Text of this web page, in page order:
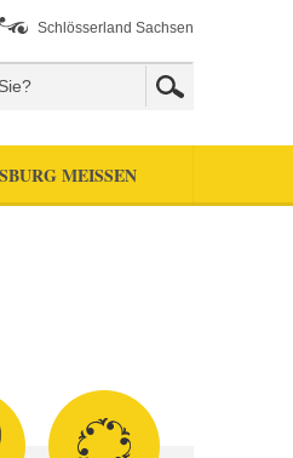
Schlösserland Sachsen
MEISSEN